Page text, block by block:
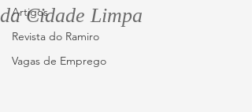
Artigos
Revista do Ramiro
Vagas de Emprego
da Cidade Limpa